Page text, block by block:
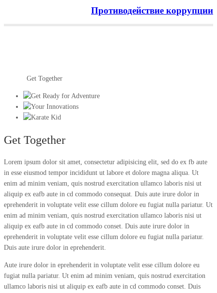
Противодействие коррупции
Get Together
Get Together
Lorem ipsum dolor sit amet, consectetur adipisicing elit, sed do ex fb aute
in esse eiusmod tempor incididunt ut labore et dolore magna aliqua. Ut
enim ad minim veniam, quis nostrud exercitation ullamco laboris nisi ut
aliquip ex eafb aute in cd commodo consequat. Duis aute irure dolor in
eprehenderit in voluptate velit esse cillum dolore eu fugiat nulla pariatur. Ut
enim ad minim veniam, quis nostrud exercitation ullamco laboris nisi ut
aliquip ex eafb aute in cd commodo conset. Duis aute irure dolor in
eprehenderit in voluptate velit esse cillum dolore eu fugiat nulla pariatur.
Duis aute irure dolor in eprehenderit.
Aute irure dolor in eprehenderit in voluptate velit esse cillum dolore eu
fugiat nulla pariatur. Ut enim ad minim veniam, quis nostrud exercitation
ullamco laboris nisi ut aliquip ex eafb aute in cd commodo conset. Duis